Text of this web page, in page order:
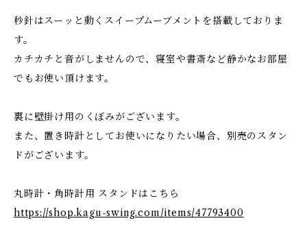
秒針はスーッと動くスイープムーブメントを搭載しておりま
す。
カチカチと音がしませんので、寝室や書斎など静かなお部屋
でもお使い頂けます。
裏に壁掛け用のくぼみがございます。
また、置き時計としてお使いになりたい場合、別売のスタン
ドがございます。
丸時計・角時計用 スタンドはこちら
https://shop.kagu-swing.com/items/47793400